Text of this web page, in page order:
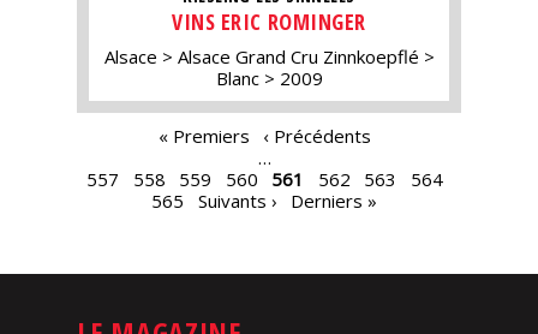
VINS ERIC ROMINGER
Alsace
Alsace Grand Cru Zinnkoepflé
Blanc
2009
« Premiers
‹ Précédents
…
557
558 559 560 561 562 563
564
565
Suivants › Derniers »